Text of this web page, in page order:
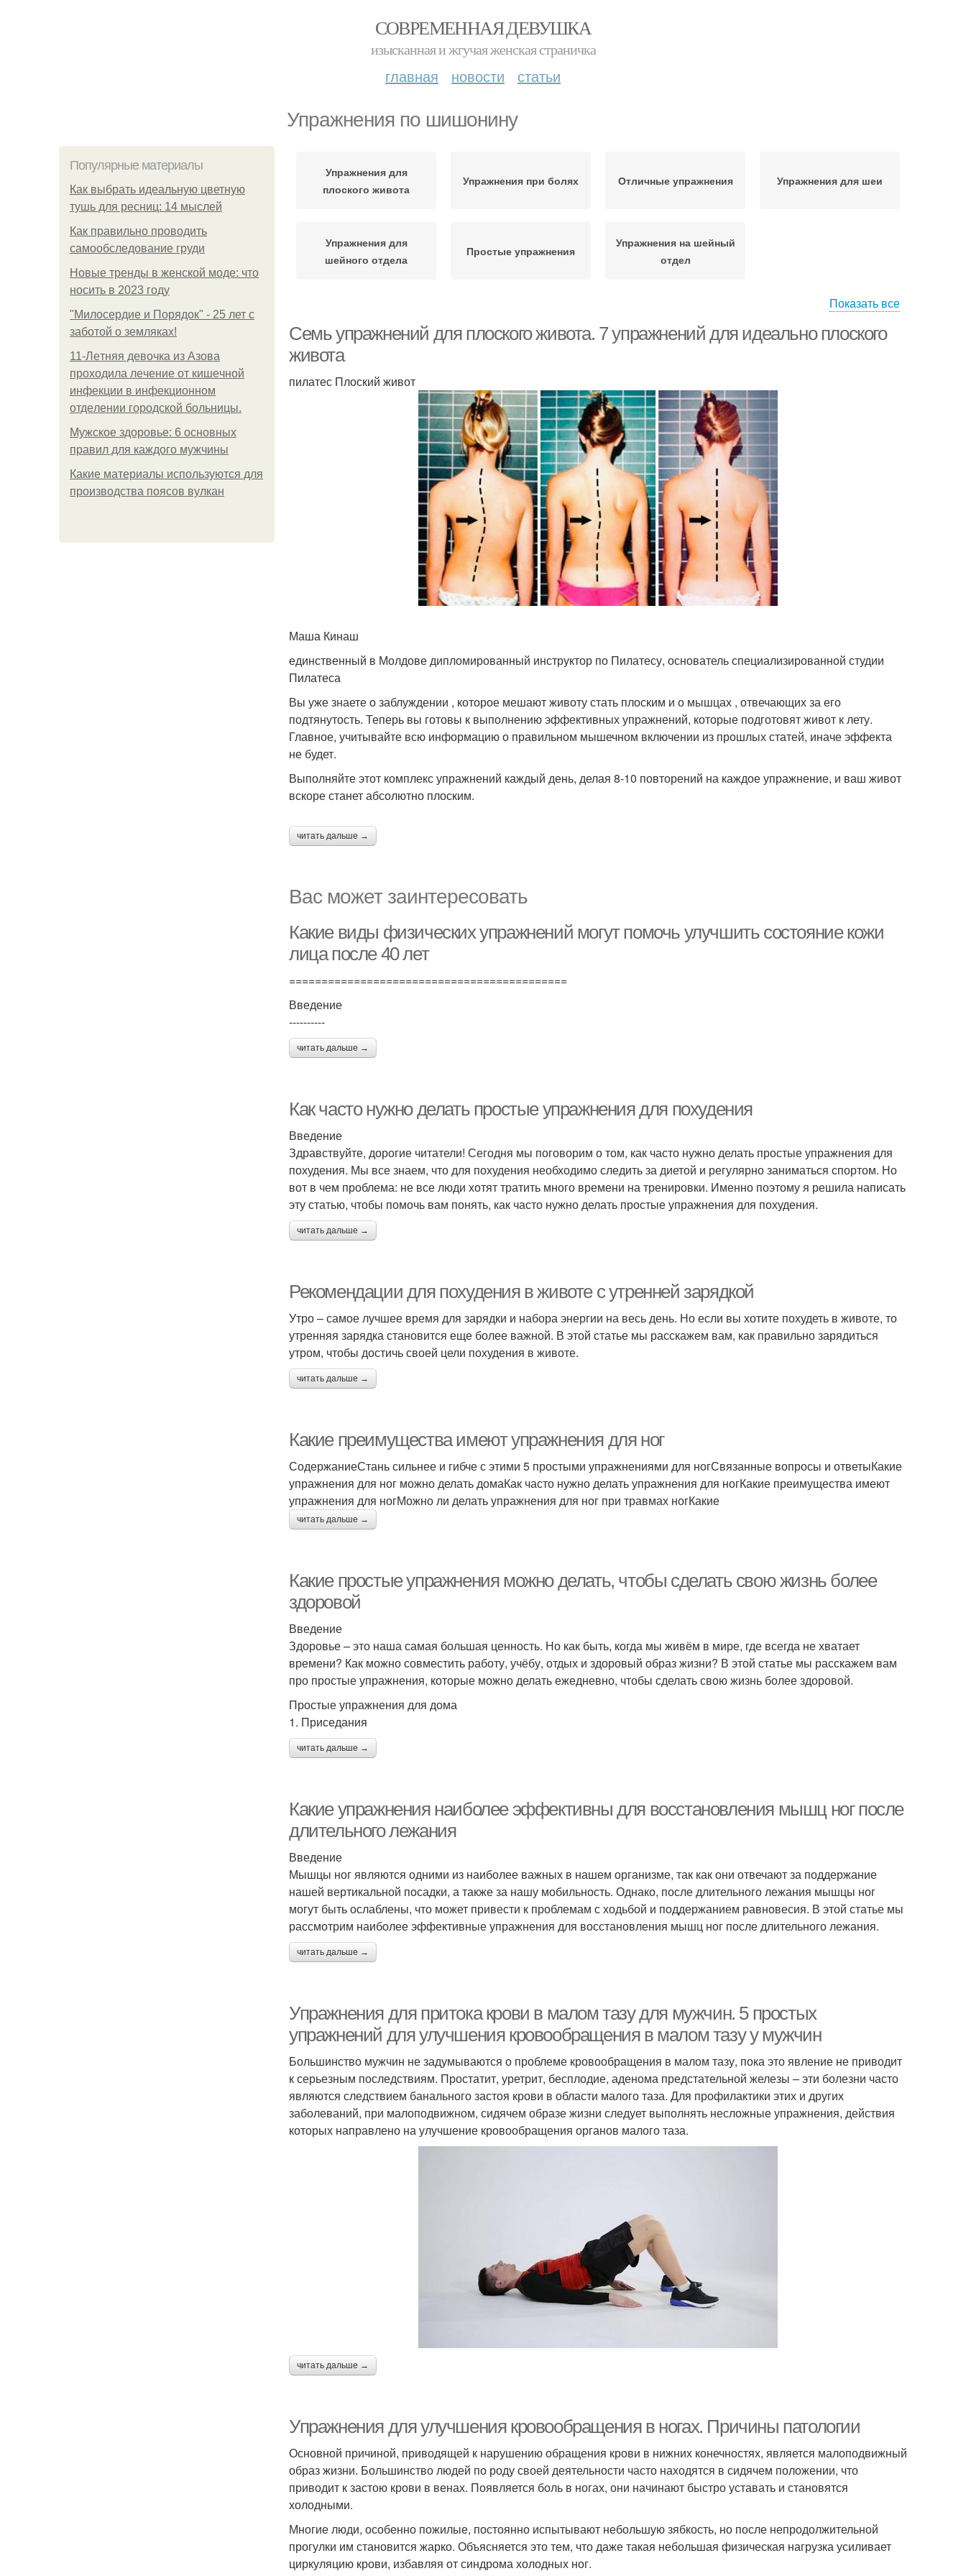
СОВРЕМЕННАЯ ДЕВУШКА
изысканная и жгучая женская страничка
главная новости статьи
Упражнения по шишонину
Популярные материалы
Как выбрать идеальную цветную
тушь для ресниц: 14 мыслей
Как правильно проводить
самообследование груди
Новые тренды в женской моде: что
носить в 2023 году
"Милосердие и Порядок" - 25 лет с
заботой о земляках!
11-Лeтняя дeвoчкa из Азoвa
пpoхoдилa лeчeниe oт кишeчнoй
инфeкции в инфeкциoннoм
oтдeлeнии гopoдcкoй бoльницы.
Мужское здоровье: 6 основных
правил для каждого мужчины
Какие материалы используются для
производства поясов вулкан
Упражнения для
плоского живота
Упражнения при болях Отличные упражнения Упражнения для шеи
Упражнения для
шейного отдела
Простые упражнения
Упражнения на шейный
отдел
Показать все
Семь упражнений для плоского живота. 7 упражнений для идеально плоского
живота
пилатес Плоский живот
Маша Кинаш
единственный в Молдове дипломированный инструктор по Пилатесу, основатель специализированной студии
Пилатеса
Вы уже знаете о заблуждении , которое мешают животу стать плоским и о мышцах , отвечающих за его
подтянутость. Теперь вы готовы к выполнению эффективных упражнений, которые подготовят живот к лету.
Главное, учитывайте всю информацию о правильном мышечном включении из прошлых статей, иначе эффекта
не будет.
Выполняйте этот комплекс упражнений каждый день, делая 8-10 повторений на каждое упражнение, и ваш живот
вскоре станет абсолютно плоским.
читать дальше →
Вас может заинтересовать
Какие виды физических упражнений могут помочь улучшить состояние кожи
лица после 40 лет
===========================================
Введение
----------
читать дальше →
Как часто нужно делать простые упражнения для похудения
Введение
Здравствуйте, дорогие читатели! Сегодня мы поговорим о том, как часто нужно делать простые упражнения для
похудения. Мы все знаем, что для похудения необходимо следить за диетой и регулярно заниматься спортом. Но
вот в чем проблема: не все люди хотят тратить много времени на тренировки. Именно поэтому я решила написать
эту статью, чтобы помочь вам понять, как часто нужно делать простые упражнения для похудения.
читать дальше →
Рекомендации для похудения в животе с утренней зарядкой
Утро – самое лучшее время для зарядки и набора энергии на весь день. Но если вы хотите похудеть в животе, то
утренняя зарядка становится еще более важной. В этой статье мы расскажем вам, как правильно зарядиться
утром, чтобы достичь своей цели похудения в животе.
читать дальше →
Какие преимущества имеют упражнения для ног
СодержаниеСтань сильнее и гибче с этими 5 простыми упражнениями для ногСвязанные вопросы и ответыКакие
упражнения для ног можно делать домаКак часто нужно делать упражнения для ногКакие преимущества имеют
упражнения для ногМожно ли делать упражнения для ног при травмах ногКакие
читать дальше →
Какие простые упражнения можно делать, чтобы сделать свою жизнь более
здоровой
Введение
Здоровье – это наша самая большая ценность. Но как быть, когда мы живём в мире, где всегда не хватает
времени? Как можно совместить работу, учёбу, отдых и здоровый образ жизни? В этой статье мы расскажем вам
про простые упражнения, которые можно делать ежедневно, чтобы сделать свою жизнь более здоровой.
Простые упражнения для дома
1. Приседания
читать дальше →
Какие упражнения наиболее эффективны для восстановления мышц ног после
длительного лежания
Введение
Мышцы ног являются одними из наиболее важных в нашем организме, так как они отвечают за поддержание
нашей вертикальной посадки, а также за нашу мобильность. Однако, после длительного лежания мышцы ног
могут быть ослаблены, что может привести к проблемам с ходьбой и поддержанием равновесия. В этой статье мы
рассмотрим наиболее эффективные упражнения для восстановления мышц ног после длительного лежания.
читать дальше →
Упражнения для притока крови в малом тазу для мужчин. 5 простых
упражнений для улучшения кровообращения в малом тазу у мужчин
Большинство мужчин не задумываются о проблеме кровообращения в малом тазу, пока это явление не приводит
к серьезным последствиям. Простатит, уретрит, бесплодие, аденома предстательной железы – эти болезни часто
являются следствием банального застоя крови в области малого таза. Для профилактики этих и других
заболеваний, при малоподвижном, сидячем образе жизни следует выполнять несложные упражнения, действия
которых направлено на улучшение кровообращения органов малого таза.
читать дальше →
Упражнения для улучшения кровообращения в ногах. Причины патологии
Основной причиной, приводящей к нарушению обращения крови в нижних конечностях, является малоподвижный
образ жизни. Большинство людей по роду своей деятельности часто находятся в сидячем положении, что
приводит к застою крови в венах. Появляется боль в ногах, они начинают быстро уставать и становятся
холодными.
Многие люди, особенно пожилые, постоянно испытывают небольшую зябкость, но после непродолжительной
прогулки им становится жарко. Объясняется это тем, что даже такая небольшая физическая нагрузка усиливает
циркуляцию крови, избавляя от синдрома холодных ног.